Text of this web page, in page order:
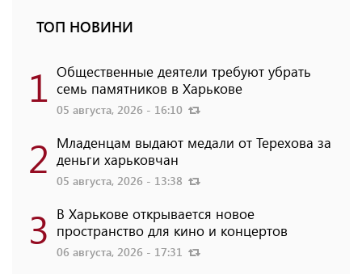
ТОП НОВИНИ
1 Общественные деятели требуют убрать
семь памятников в Харькове
05 августа, 2026 - 16:10
2 Младенцам выдают медали от Терехова за
деньги харьковчан
05 августа, 2026 - 13:38
3 В Харькове открывается новое
пространство для кино и концертов
06 августа, 2026 - 17:31